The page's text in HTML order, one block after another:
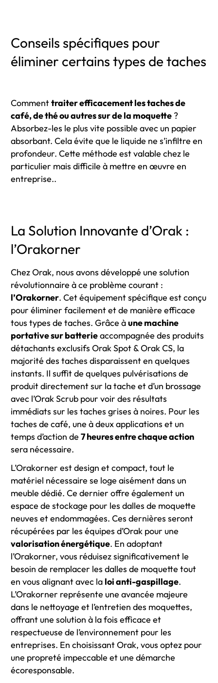
Conseils spécifiques pour
éliminer certains types de taches
Commenttraiter efficacement les taches de
café, de thé ou autres sur de la moquette ?
Absorbez-les le plus vite possible avec un papier
absorbant. Cela évite que le liquide ne s’infiltre en
profondeur. Cette méthode est valable chez le
particulier mais difficile à mettre en œuvre en
entreprise..
La Solution Innovante d’Orak :
l’Orakorner
Chez Orak, nous avons développé une solution
révolutionnaire à ce problème courant :
l’Orakorner. Cet équipement spécifique est conçu
pour éliminer facilement et de manière efficace
tous types de taches. Grâce àune machine
portative sur batterieaccompagnée des produits
détachants exclusifs Orak Spot & Orak CS, la
majorité des taches disparaissent en quelques
instants. Il suffit de quelques pulvérisations de
produit directement sur la tache et d’un brossage
avec l’Orak Scrub pour voir des résultats
immédiats sur les taches grises à noires. Pour les
taches de café, une à deux applications et un
temps d’action de 7 heures entre chaque action
sera nécessaire.
L’Orakorner est design et compact, tout le
matériel nécessaire se loge aisément dans un
meuble dédié. Ce dernier offre également un
espace de stockage pour les dalles de moquette
neuves et endommagées. Ces dernières seront
récupérées par les équipes d’Orak pour une
valorisation énergétique. En adoptant
l’Orakorner, vous réduisez significativement le
besoin de remplacer les dalles de moquette tout
en vous alignant avec la loi anti-gaspillage.
L’Orakorner représente une avancée majeure
dans le nettoyage et l’entretien des moquettes,
offrant une solution à la fois efficace et
respectueuse de l’environnement pour les
entreprises. En choisissant Orak, vous optez pour
une propreté impeccable et une démarche
écoresponsable.